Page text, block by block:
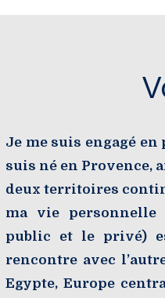
Je me suis engagé en
suis né en Provence,
deux territoires
ma vie personnelle
public et le privé)
rencontre avec
Egypte, Europe